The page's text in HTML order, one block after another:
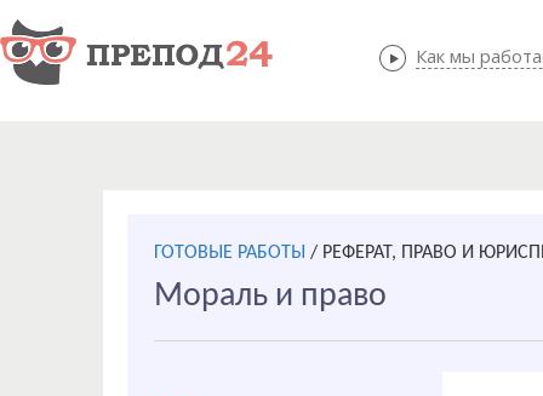
Как мы
Как мы
ГОТОВЫЕ РАБОТЫ / РЕФЕРАТ, ПРАВО И
Мораль и право